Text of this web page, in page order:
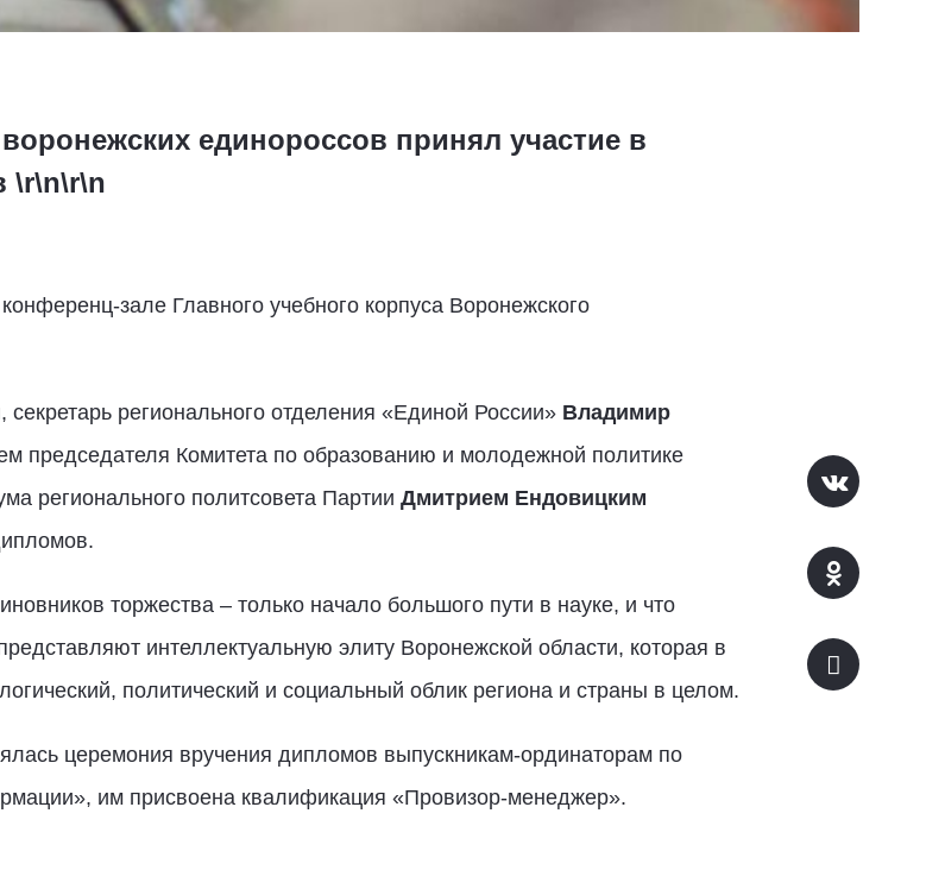
единороссов принял участие в
\r\n\r\n
зале Главного учебного корпуса Воронежского
регионального отделения «Единой России» Владимир
председателя Комитета по образованию и молодежной политике
регионального политсовета Партии Дмитрием Ендовицким
торжества – только начало большого пути в науке, и что
интеллектуальную элиту Воронежской области, которая в
политический и социальный облик региона и страны в целом.
церемония вручения дипломов выпускникам-ординаторам по
им присвоена квалификация «Провизор-менеджер».